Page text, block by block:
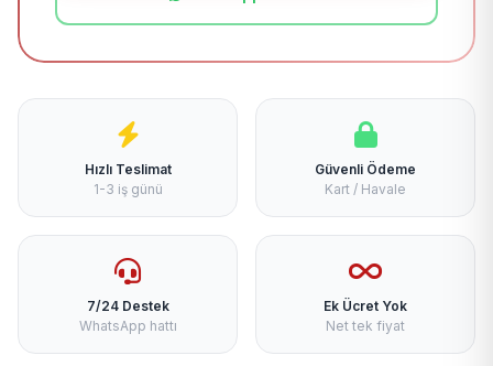
Hızlı Teslimat
1-3 iş günü
Güvenli Ödeme
Kart / Havale
7/24 Destek
WhatsApp hattı
Ek Ücret Yok
Net tek fiyat